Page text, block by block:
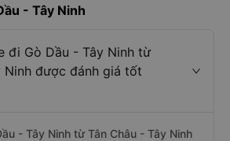
- Tây Ninh
đi Gò Dầu - Tây Ninh từ
Ninh được đánh giá tốt
- Tây Ninh từ Tân Châu - Tây Ninh